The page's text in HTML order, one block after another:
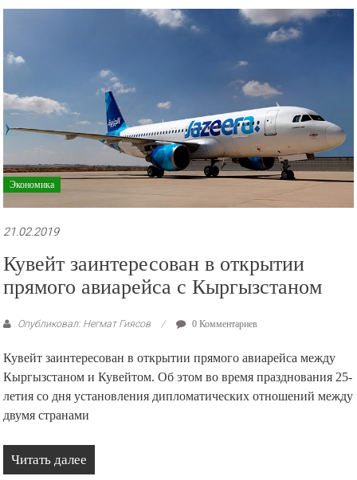
Экономика
21.02.2019
Кувейт заинтересован в открытии
прямого авиарейса с Кыргызстаном
Опубликовал: Негмат Гиясов 0 Комментариев
Кувейт заинтересован в открытии прямого авиарейса между
Кыргызстаном и Кувейтом. Об этом во время празднования 25-
летия со дня установления дипломатических отношений между
двумя странами
Читать далее